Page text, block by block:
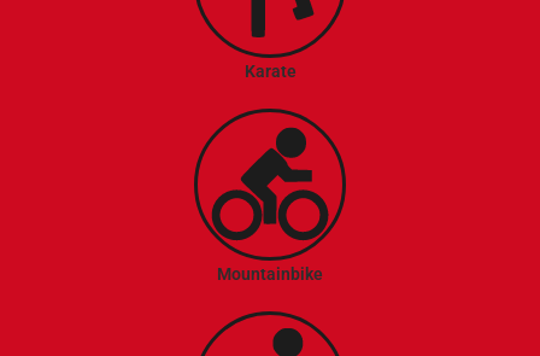
Karate
Mountainbike